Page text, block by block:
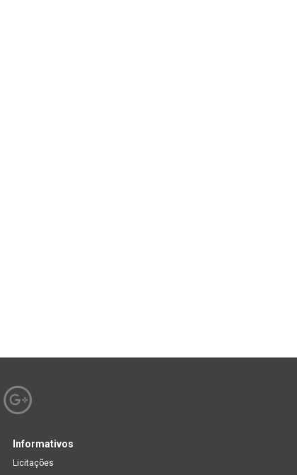
Informativos
Licitações